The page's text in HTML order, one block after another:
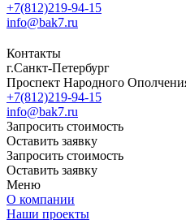
+7(812)219-94-15
info@bak7.ru
Контакты
г.Санкт-Петербург
Проспект Народного
+7(812)219-94-15
info@bak7.ru
Запросить стоимость
Оставить заявку
Запросить стоимость
Оставить заявку
Меню
О компании
Наши проекты